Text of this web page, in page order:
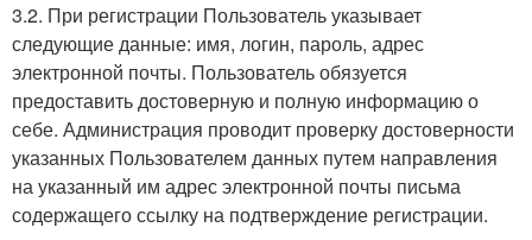
3.2. При регистрации Пользователь указывает
следующие данные: имя, логин, пароль, адрес
электронной почты. Пользователь обязуется
предоставить достоверную и полную информацию о
себе. Администрация проводит проверку достоверности
указанных Пользователем данных путем направления
на указанный им адрес электронной почты письма
содержащего ссылку на подтверждение регистрации.